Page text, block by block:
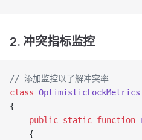
2. 冲突指标监控
// 添加监控以了解冲突率
class OptimisticLockMetrics
{
    public
static function
    {